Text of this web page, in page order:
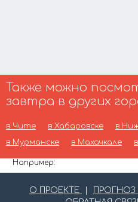
Также можно
завтра в других
в Чите в Хабаровске
в
в Мурманске
в Махачкале
Например:
О ПРОЕКТЕ